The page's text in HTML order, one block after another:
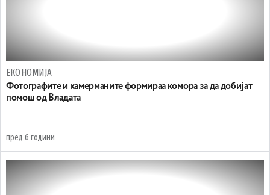
ЕКОНОМИЈА
Фотографите и камерманите формираа комора за да добијат
помош од Владата
пред 6 години